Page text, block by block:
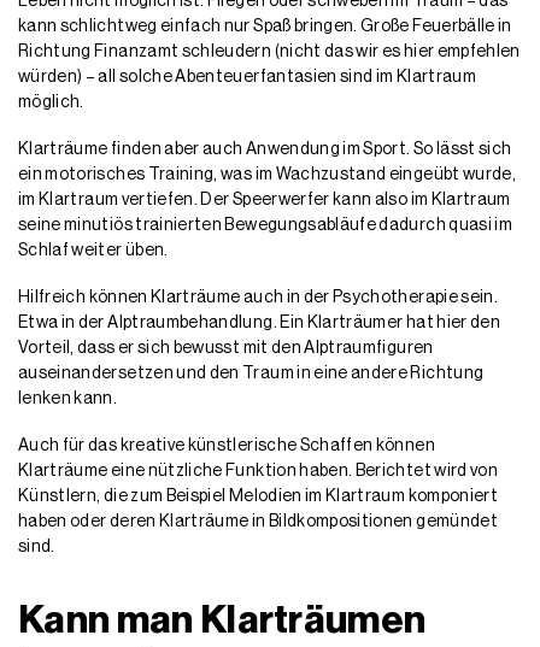
kann schlichtweg einfach nur Spaß bringen. Große Feuerbälle in
Richtung Finanzamt schleudern (nicht das wir es hier empfehlen
würden) – all solche Abenteuerfantasien sind im Klartraum
möglich.
Klarträume finden aber auch Anwendung im Sport. So lässt sich
ein motorisches Training, was im Wachzustand eingeübt wurde,
im Klartraum vertiefen. Der Speerwerfer kann also im Klartraum
seine minutiös trainierten Bewegungsabläufe dadurch quasi im
Schlaf weiter üben.
Hilfreich können Klarträume auch in der Psychotherapie sein.
Etwa in der Alptraumbehandlung. Ein Klarträumer hat hier den
Vorteil, dass er sich bewusst mit den Alptraumfiguren
auseinandersetzen und den Traum in eine andere Richtung
lenken kann.
Auch für das kreative künstlerische Schaffen können
Klarträume eine nützliche Funktion haben. Berichtet wird von
Künstlern, die zum Beispiel Melodien im Klartraum komponiert
haben oder deren Klarträume in Bildkompositionen gemündet
sind.
Kann man Klarträumen